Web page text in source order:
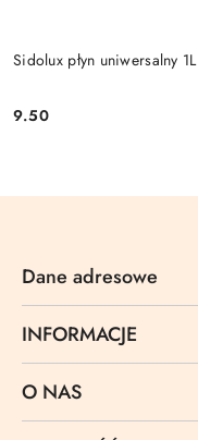
Sidolux płyn uniwersalny 1L
Cena:
9.50
Dane adresowe
INFORMACJE
O NAS